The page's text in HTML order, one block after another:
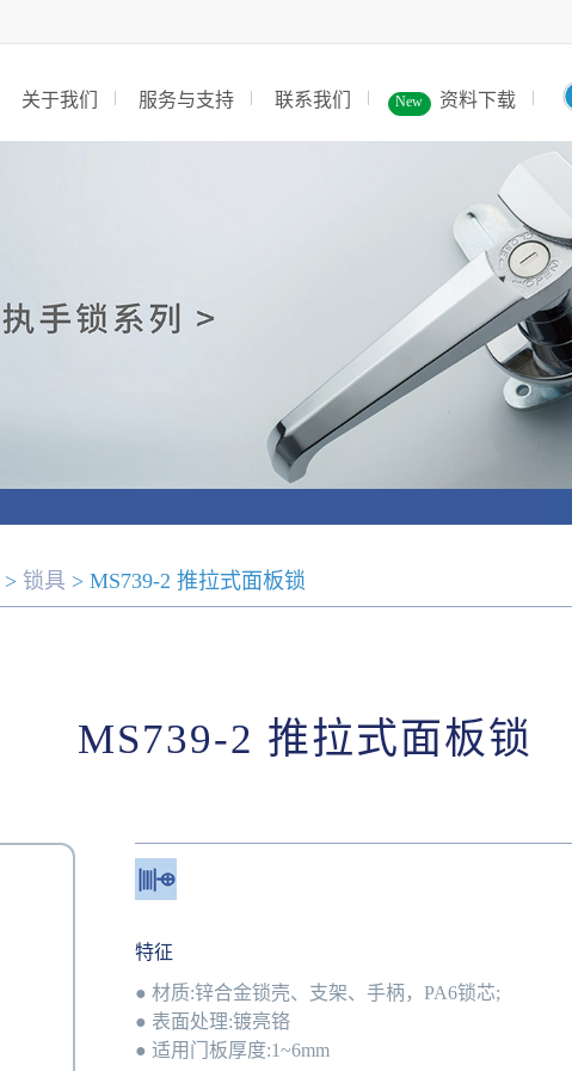
关于我们 服务与支持 联系我们 New 资料下载
> 锁具 > MS739-2 推拉式面板锁
MS739-2 推拉式面板锁
特征
● 材质:锌合金锁壳、支架、手柄，PA6锁芯;
● 表面处理:镀亮铬
● 适用门板厚度:1~6mm